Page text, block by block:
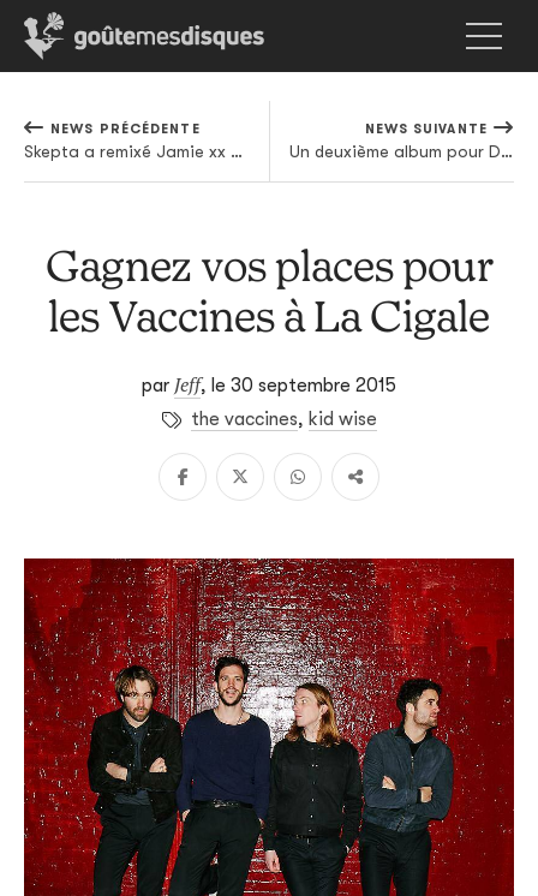
NEWS PRÉCÉDENTE
Skepta a remixé Jamie xx et ça défonce pas mal
NEWS SUIVANTE
Un deuxième album pour Daughter, et un premier extrait à découvrir
Gagnez vos places pour
les Vaccines à La Cigale
par Jeff, le 30 septembre 2015
the vaccines, kid wise